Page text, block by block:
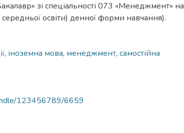
зі спеціальності 073 «Менеджмент» на
середньої освіти) денної форми навчання).
, іноземна мова, менеджмент, самостійна
123456789/6659